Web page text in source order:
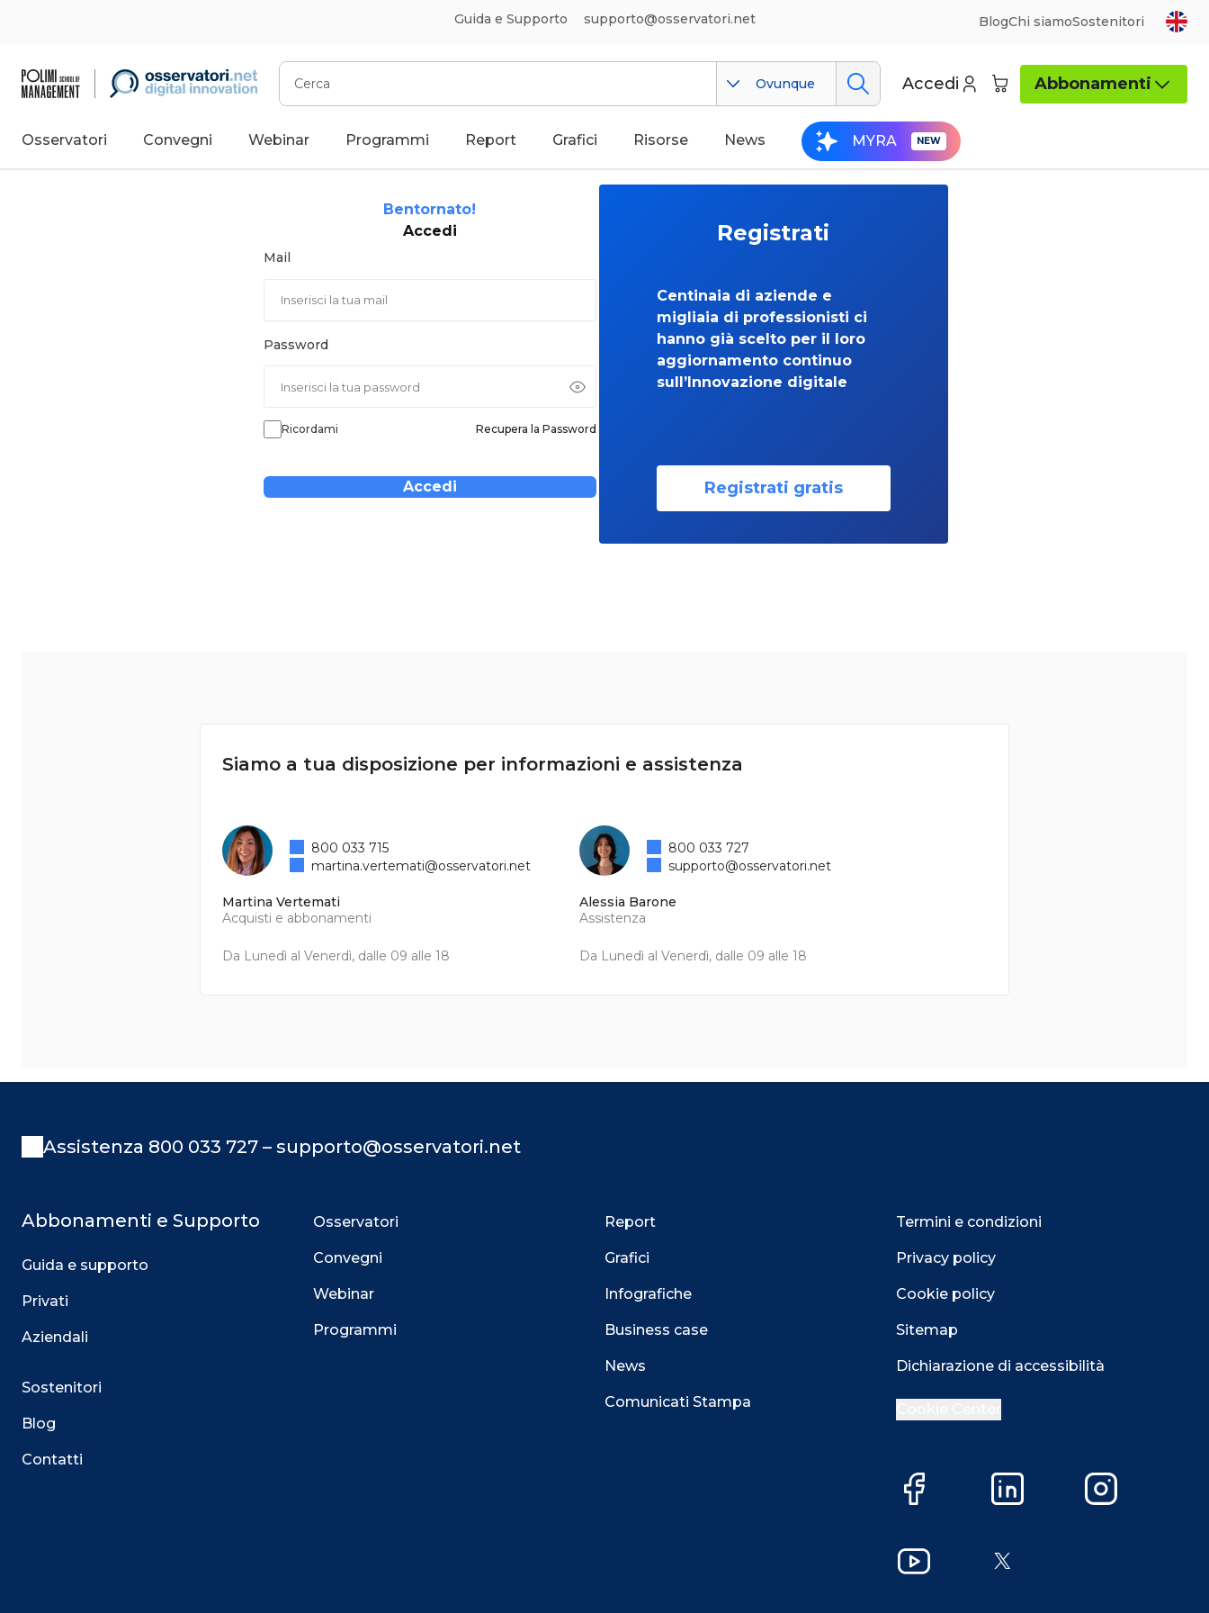
Guida e Supporto supporto@osservatori.net BlogChi siamoSostenitori
Cerca
Ovunque Accedi Abbonamenti
Osservatori Convegni Webinar Programmi Report Grafici Risorse News MYRA
Bentornato!
Accedi
Mail
Password
Ricordami Recupera la Password
Accedi
Registrati
Centinaia di aziende e
migliaia di professionisti ci
hanno già scelto per il loro
aggiornamento continuo
sull’Innovazione digitale
Registrati gratis
Siamo a tua disposizione per informazioni e assistenza
Martina Vertemati
Acquisti e abbonamenti
Da Lunedì al Venerdì, dalle 09 alle 18
800 033 715
martina.vertemati@osservatori.net
Alessia Barone
Assistenza
Da Lunedì al Venerdì, dalle 09 alle 18
800 033 727
supporto@osservatori.net
Assistenza 800 033 727 – supporto@osservatori.net
Abbonamenti e Supporto
Guida e supporto
Privati
Aziendali
Sostenitori
Blog
Contatti
Osservatori
Convegni
Webinar
Programmi
Report
Grafici
Infografiche
Business case
News
Comunicati Stampa
Termini e condizioni
Privacy policy
Cookie policy
Sitemap
Dichiarazione di accessibilità
Facebook LinkedIn Instagram
YouTube X
Accetta Più opzioni